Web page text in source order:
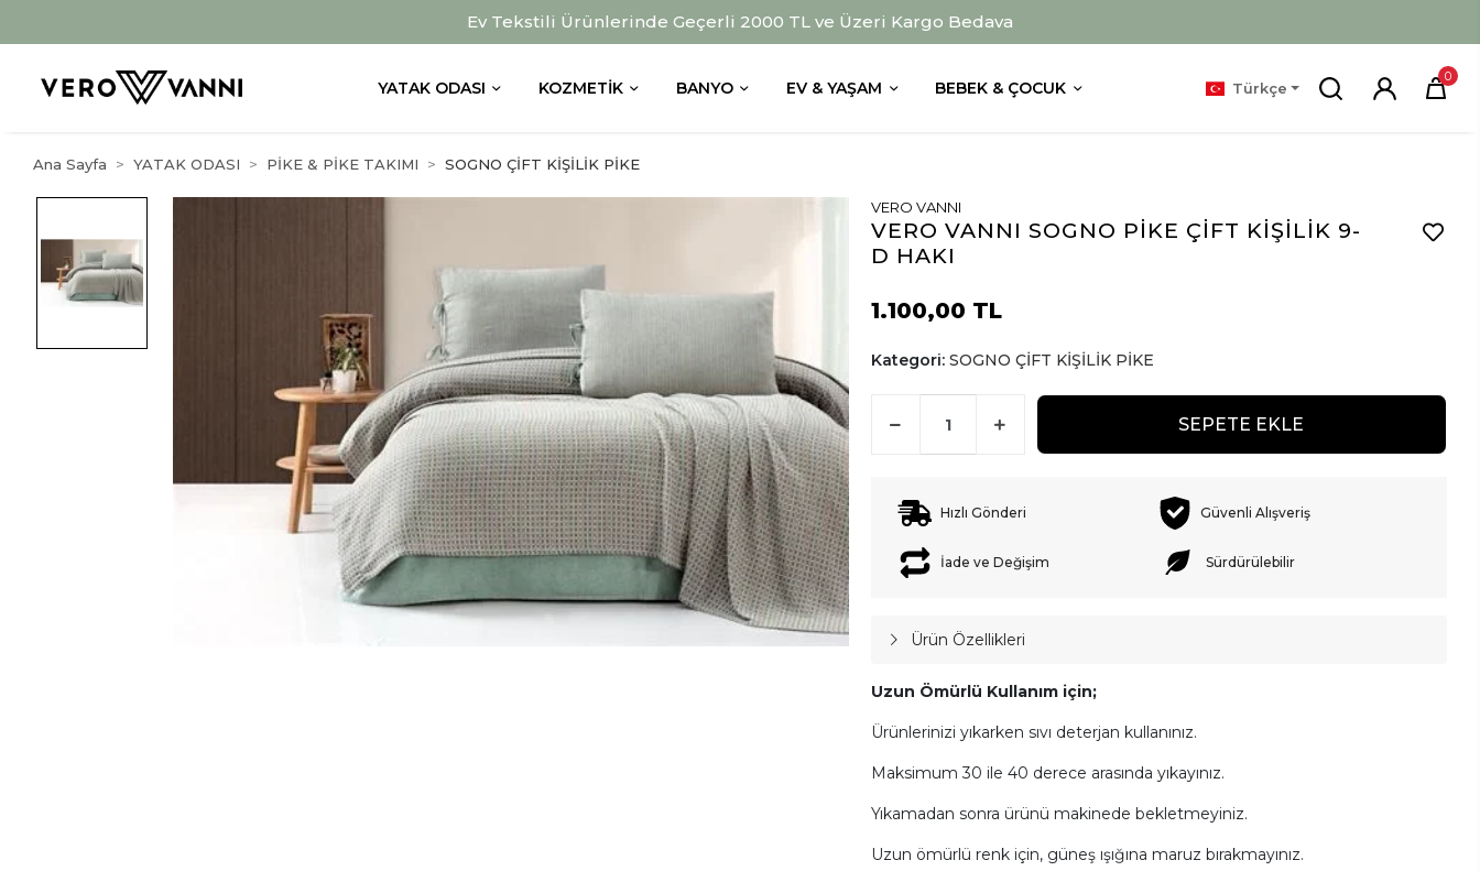
Ev Tekstili Ürünlerinde Geçerli 2000 TL ve Üzeri Kargo Bedava
YATAK ODASI KOZMETIK BANYO EV & YAŞAM BEBEK & ÇOCUK Türkçe
0
Ana Sayfa YATAK ODASI PİKE & PİKE TAKIMI SOGNO ÇİFT KİŞİLİK PİKE
VERO VANNI
VERO VANNI SOGNO PİKE ÇİFT KİŞİLİK 9-
D HAKI
1.100,00 TL
Kategori: SOGNO ÇİFT KİŞİLİK PİKE
SEPETE EKLE
Hızlı Gönderi Güvenli Alışveriş
İade ve Değişim Sürdürülebilir
Ürün Özellikleri
Uzun Ömürlü Kullanım için;
Ürünlerinizi yıkarken sıvı deterjan kullanınız.
Maksimum 30 ile 40 derece arasında yıkayınız.
Yıkamadan sonra ürünü makinede bekletmeyiniz.
Uzun ömürlü renk için, güneş ışığına maruz bırakmayınız.